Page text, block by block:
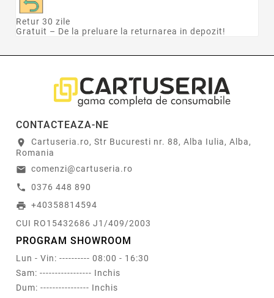
6 X 8
6 x 9
6.5 x 6.5
1
2
2
10 x 6
10 x 10
7
10 x 15
13 x 18
17
14.5x9.5
15 x 21
15
20 x 28
1
20 x 30
1
21 x 30
2
25 x 20
1
În plus... Mai puțin
Retur 30 zile
Gratuit – De la preluare la returnarea in depozit!
CONTACTEAZA-NE
location_on
Cartuseria.ro, Str Bucuresti nr. 88, Alba Iulia, Alba,
Romania
email comenzi@cartuseria.ro
call 0376 448 890
print +40358814594
CUI RO15432686 J1/409/2003
PROGRAM SHOWROOM
Lun - Vin: ---------- 08:00 - 16:30
Sam: ----------------- Inchis
Dum: ---------------- Inchis